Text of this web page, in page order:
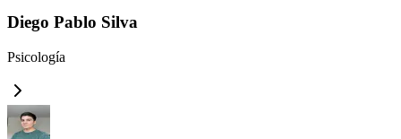
Diego Pablo Silva
Psicología